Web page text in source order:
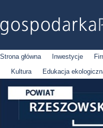
Strona główna Inwestycje
Kultura
Edukacja